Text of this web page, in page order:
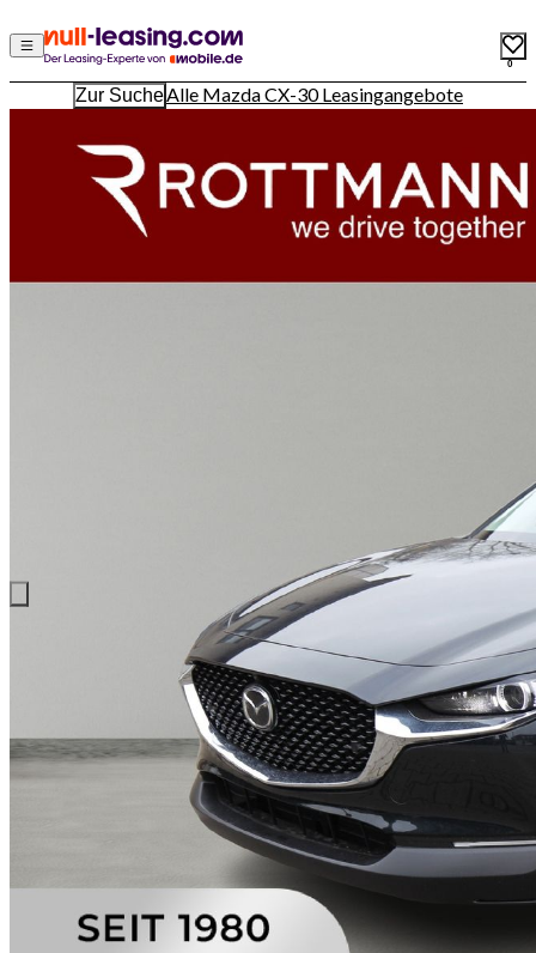
0
Zur SucheAlle Mazda CX-30 Leasingangebote